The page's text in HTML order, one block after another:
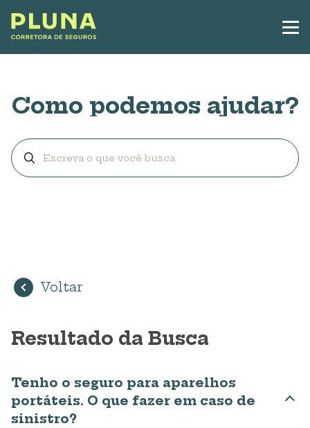
Como podemos ajudar?
Voltar
Resultado da Busca
Tenho o seguro para aparelhos
portáteis. O que fazer em caso de
sinistro?